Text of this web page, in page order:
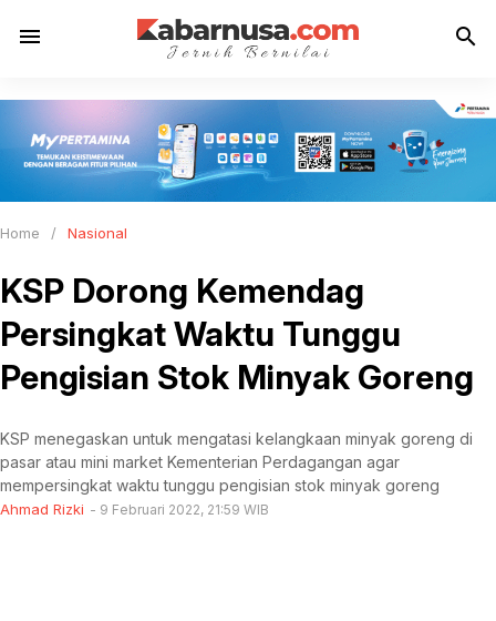
menu search
Home / Nasional
KSP Dorong Kemendag
Persingkat Waktu Tunggu
Pengisian Stok Minyak Goreng
KSP menegaskan untuk mengatasi kelangkaan minyak goreng di
pasar atau mini market Kementerian Perdagangan agar
mempersingkat waktu tunggu pengisian stok minyak goreng
Ahmad Rizki 9 Februari 2022, 21:59 WIB